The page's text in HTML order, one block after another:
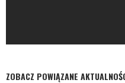
ZOBACZ POWIĄZANE